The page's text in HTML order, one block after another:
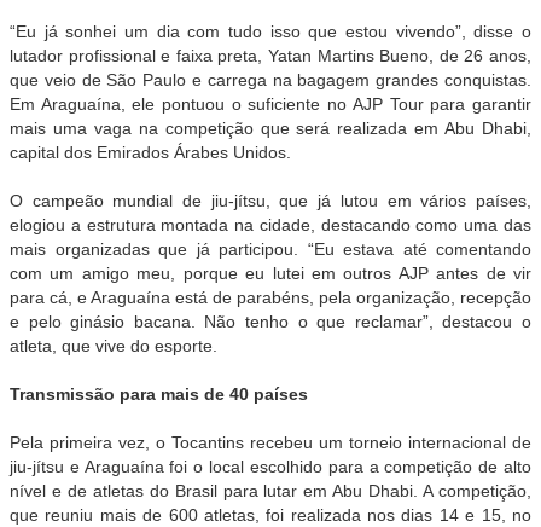
“Eu já sonhei um dia com tudo isso que estou vivendo”, disse o
lutador profissional e faixa preta, Yatan Martins Bueno, de 26 anos,
que veio de São Paulo e carrega na bagagem grandes conquistas.
Em Araguaína, ele pontuou o suficiente no AJP Tour para garantir
mais uma vaga na competição que será realizada em Abu Dhabi,
capital dos Emirados Árabes Unidos.
O campeão mundial de jiu-jítsu, que já lutou em vários países,
elogiou a estrutura montada na cidade, destacando como uma das
mais organizadas que já participou. “Eu estava até comentando
com um amigo meu, porque eu lutei em outros AJP antes de vir
para cá, e Araguaína está de parabéns, pela organização, recepção
e pelo ginásio bacana. Não tenho o que reclamar”, destacou o
atleta, que vive do esporte.
Transmissão para mais de 40 países
Pela primeira vez, o Tocantins recebeu um torneio internacional de
jiu-jítsu e Araguaína foi o local escolhido para a competição de alto
nível e de atletas do Brasil para lutar em Abu Dhabi. A competição,
que reuniu mais de 600 atletas, foi realizada nos dias 14 e 15, no